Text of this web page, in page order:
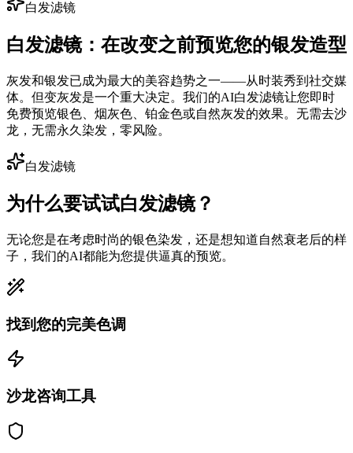
白发滤镜
白发滤镜：在改变之前预览您的银发造型
灰发和银发已成为最大的美容趋势之一——从时装秀到社交媒
体。但变灰发是一个重大决定。我们的AI白发滤镜让您即时
免费预览银色、烟灰色、铂金色或自然灰发的效果。无需去沙
龙，无需永久染发，零风险。
白发滤镜
为什么要试试白发滤镜？
无论您是在考虑时尚的银色染发，还是想知道自然衰老后的样
子，我们的AI都能为您提供逼真的预览。
找到您的完美色调
沙龙咨询工具